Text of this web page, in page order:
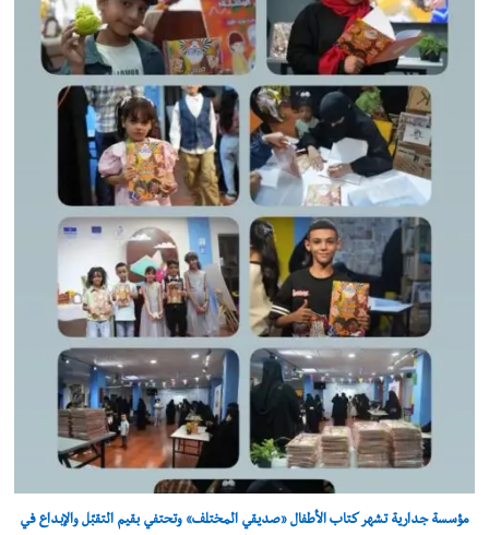
مؤسسة جدارية تشهر كتاب الأطفال «صديقي المختلف» وتحتفي بقيم التقبّل والإبداع في